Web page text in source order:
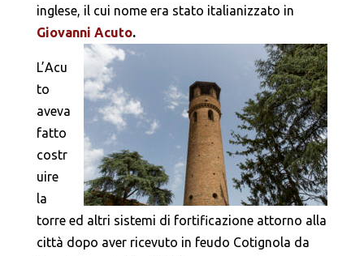
inglese, il cui nome era stato italianizzato in
Giovanni Acuto.
L’Acu
to
aveva
fatto
costr
uire
la
torre ed altri sistemi di fortificazione attorno alla
città dopo aver ricevuto in feudo Cotignola da